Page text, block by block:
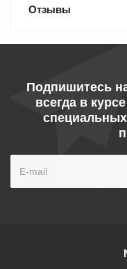
Отзывы
Подпишитесь
всегда в